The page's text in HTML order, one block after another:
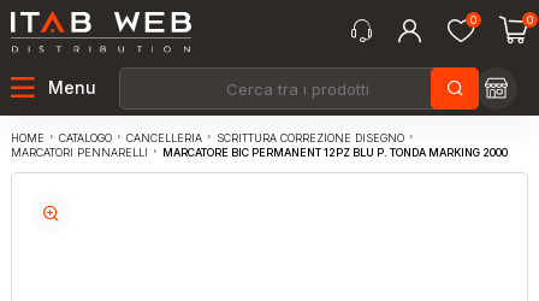
0 0
Menu
HOME CATALOGO CANCELLERIA
SCRITTURA CORREZIONE DISEGNO
MARCATORI PENNARELLI
MARCATORE BIC PERMANENT 12PZ BLU P. TONDA MARKING 2000